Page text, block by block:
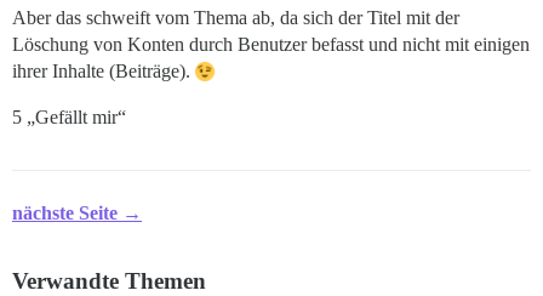
Aber das schweift vom Thema ab, da sich der Titel mit der
Löschung von Konten durch Benutzer befasst und nicht mit einigen
ihrer Inhalte (Beiträge).
5 „Gefällt mir“
nächste Seite →
Verwandte Themen